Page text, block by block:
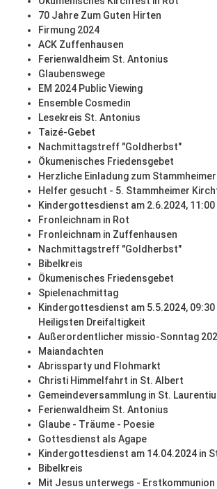
70 Jahre Zum Guten Hirten
Firmung 2024
ACK Zuffenhausen
Ferienwaldheim St. Antonius
Glaubenswege
EM 2024 Public Viewing
Ensemble Cosmedin
Lesekreis St. Antonius
Taizé-Gebet
Nachmittagstreff "Goldherbst"
Ökumenisches Friedensgebet
Herzliche Einladung zum
Helfer gesucht - 5. Stammheimer
Kindergottesdienst am 2.6.2024,
Fronleichnam in Rot
Fronleichnam in Zuffenhausen
Nachmittagstreff "Goldherbst"
Bibelkreis
Ökumenisches Friedensgebet
Spielenachmittag
Kindergottesdienst am 5.5.2024, 09:30
Heiligsten Dreifaltigkeit
Außerordentlicher missio-Sonntag
Maiandachten
Abrissparty und Flohmarkt
Christi Himmelfahrt in St. Albert
Gemeindeversammlung in St.
Ferienwaldheim St. Antonius
Glaube - Träume - Poesie
Gottesdienst als Agape
Kindergottesdienst am 14.04.2024 in
Bibelkreis
Mit Jesus unterwegs - Erstkommunion